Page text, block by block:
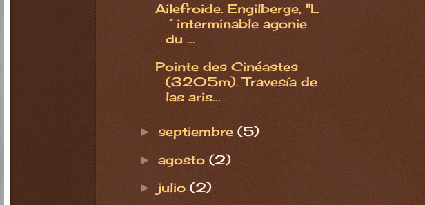
Ailefroide. Engilberge, "L
´interminable agonie
du ...
Pointe des Cinéastes
(3205m). Travesía de
las aris...
►septiembre(5)
►agosto(2)
► julio(2)